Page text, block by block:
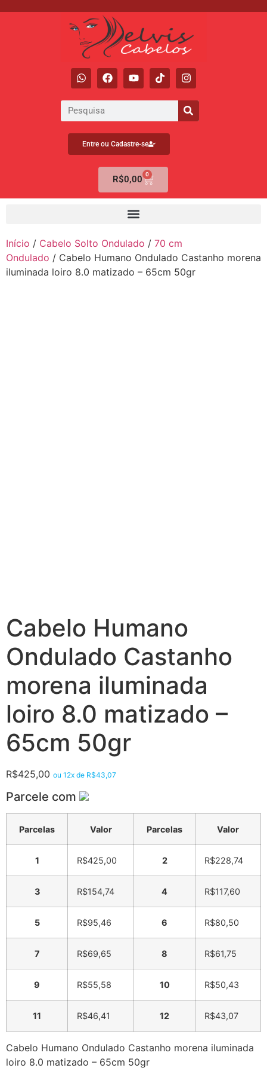
Entre ou Cadastre-se
R$0,00 0
Início / Cabelo Solto Ondulado / 70 cm
Ondulado / Cabelo Humano Ondulado Castanho morena
iluminada loiro 8.0 matizado – 65cm 50gr
Cabelo Humano
Ondulado Castanho
morena iluminada
loiro 8.0 matizado –
65cm 50gr
R$425,00 ou 12x de R$43,07
Parcele com
Parcelas Valor Parcelas Valor
1 R$425,00 2 R$228,74
3 R$154,74 4 R$117,60
5 R$95,46 6 R$80,50
7 R$69,65 8 R$61,75
9 R$55,58 10 R$50,43
11 R$46,41 12 R$43,07
Cabelo Humano Ondulado Castanho morena iluminada
loiro 8.0 matizado – 65cm 50gr